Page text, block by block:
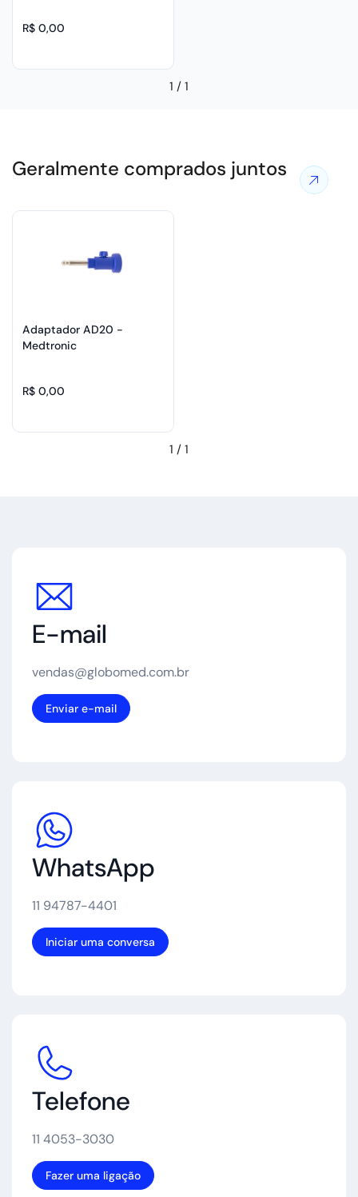
R$ 0,00
1 / 1
Geralmente comprados juntos Ver
mais
Adaptador AD20 -
Medtronic
R$ 0,00
1 / 1
E-mail
vendas@globomed.com.br
Enviar e-mail
WhatsApp
11 94787-4401
Iniciar uma conversa
Telefone
11 4053-3030
Fazer uma ligação